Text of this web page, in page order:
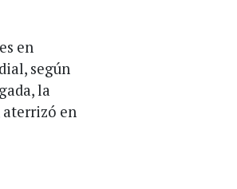
en
según
la
aterrizó en